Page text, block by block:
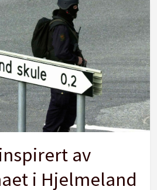
av
i Hjelmeland